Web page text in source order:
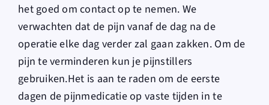
het goed om contact op te nemen. We
verwachten dat de pijn vanaf de dag na de
operatie elke dag verder zal gaan zakken. Om de
pijn te verminderen kun je pijnstillers
gebruiken.Het is aan te raden om de eerste
dagen de pijnmedicatie op vaste tijden in te